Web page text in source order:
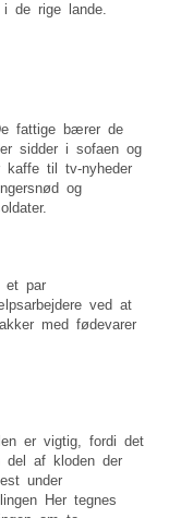
i de rige lande.
fattige bærer de
sidder i sofaen og
kaffe til tv-nyheder
og
et par
ved at
med fødevarer
er vigtig, fordi det
del af kloden der
under
Her tegnes